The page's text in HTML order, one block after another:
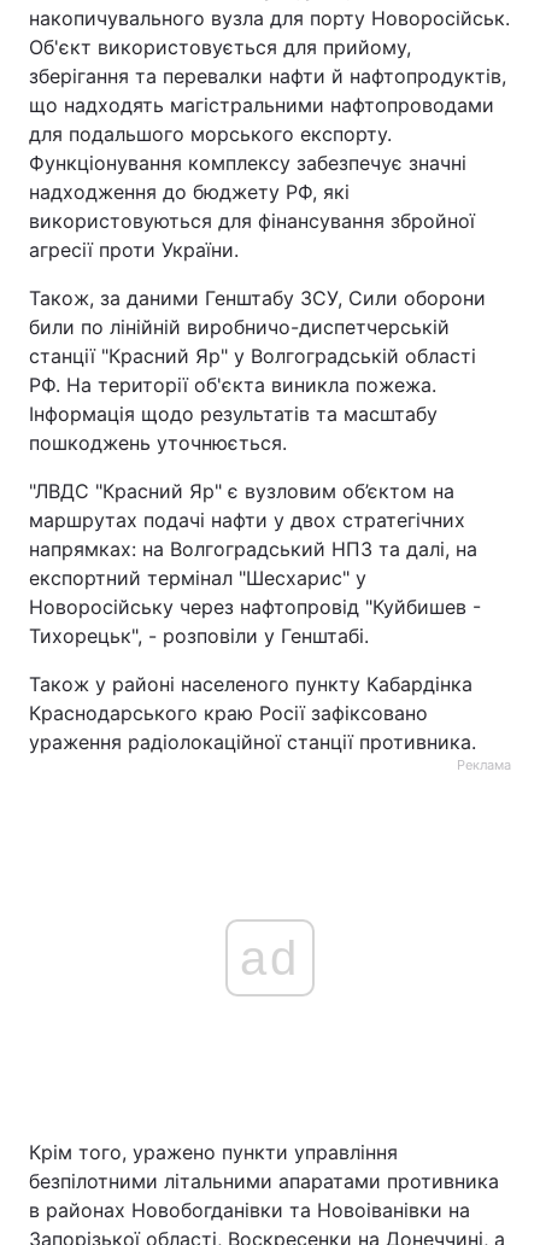
накопичувального вузла для порту Новоросійськ.
Об'єкт використовується для прийому,
зберігання та перевалки нафти й нафтопродуктів,
що надходять магістральними нафтопроводами
для подальшого морського експорту.
Функціонування комплексу забезпечує значні
надходження до бюджету РФ, які
використовуються для фінансування збройної
агресії проти України.
Також, за даними Генштабу ЗСУ, Сили оборони
били по лінійній виробничо-диспетчерській
станції "Красний Яр" у Волгоградській області
РФ. На території об'єкта виникла пожежа.
Інформація щодо результатів та масштабу
пошкоджень уточнюється.
"ЛВДС "Красний Яр" є вузловим об’єктом на
маршрутах подачі нафти у двох стратегічних
напрямках: на Волгоградський НПЗ та далі, на
експортний термінал "Шесхарис" у
Новоросійську через нафтопровід "Куйбишев -
Тихорецьк", - розповіли у Генштабі.
Також у районі населеного пункту Кабардінка
Краснодарського краю Росії зафіксовано
ураження радіолокаційної станції противника.
Реклама
ad
Крім того, уражено пункти управління
безпілотними літальними апаратами противника
в районах Новобогданівки та Новоіванівки на
Запорізької області, Воскресенки на Донеччині, а